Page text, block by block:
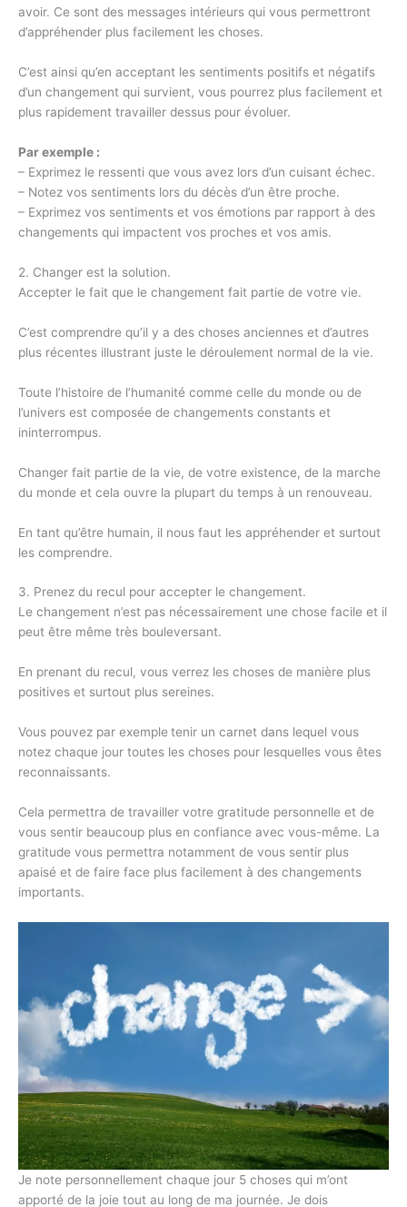
avoir. Ce sont des messages intérieurs qui vous permettront
d’appréhender plus facilement les choses.
C’est ainsi qu’en acceptant les sentiments positifs et négatifs
d’un changement qui survient, vous pourrez plus facilement et
plus rapidement travailler dessus pour évoluer.
Par exemple :
– Exprimez le ressenti que vous avez lors d’un cuisant échec.
– Notez vos sentiments lors du décès d’un être proche.
– Exprimez vos sentiments et vos émotions par rapport à des
changements qui impactent vos proches et vos amis.
2. Changer est la solution.
Accepter le fait que le changement fait partie de votre vie.
C’est comprendre qu’il y a des choses anciennes et d’autres
plus récentes illustrant juste le déroulement normal de la vie.
Toute l’histoire de l’humanité comme celle du monde ou de
l’univers est composée de changements constants et
ininterrompus.
Changer fait partie de la vie, de votre existence, de la marche
du monde et cela ouvre la plupart du temps à un renouveau.
En tant qu’être humain, il nous faut les appréhender et surtout
les comprendre.
3. Prenez du recul pour accepter le changement.
Le changement n’est pas nécessairement une chose facile et il
peut être même très bouleversant.
En prenant du recul, vous verrez les choses de manière plus
positives et surtout plus sereines.
Vous pouvez par exemple tenir un carnet dans lequel vous
notez chaque jour toutes les choses pour lesquelles vous êtes
reconnaissants.
Cela permettra de travailler votre gratitude personnelle et de
vous sentir beaucoup plus en confiance avec vous-même. La
gratitude vous permettra notamment de vous sentir plus
apaisé et de faire face plus facilement à des changements
importants.
Je note personnellement chaque jour 5 choses qui m’ont
apporté de la joie tout au long de ma journée. Je dois